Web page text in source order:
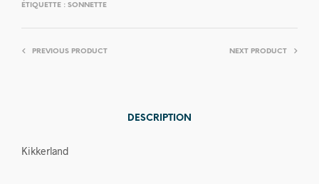
ÉTIQUETTE : SONNETTE
PREVIOUS PRODUCT NEXT PRODUCT
DESCRIPTION
Kikkerland